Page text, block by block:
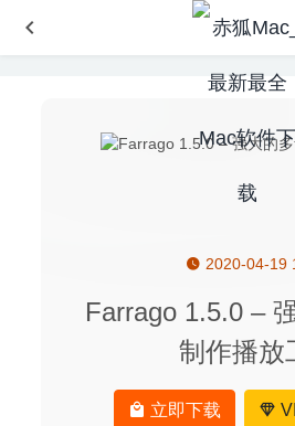
2020-04-19
Farrago 1.5.0 –
制作播放
立即下载
Wondershare UniConverter
荒野大镖客Red Dead
2025-01-18
解决无法打开“xxx.pkg”，因为它
无法安装的办法 2020-02-13